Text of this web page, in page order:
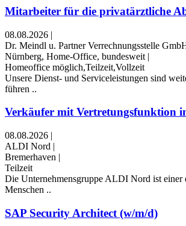
Mitarbeiter für die privatärztliche
08.08.2026 |
Dr. Meindl u. Partner Verrechnungsstelle
Nürnberg, Home-Office, bundesweit |
Homeoffice möglich,Teilzeit,Vollzeit
Unsere Dienst- und Serviceleistungen sind
führen ..
Verkäufer mit Vertretungsfunktion
08.08.2026 |
ALDI Nord |
Bremerhaven |
Teilzeit
Die Unternehmensgruppe ALDI Nord ist einer
Menschen ..
SAP Security Architect (w/m/d)